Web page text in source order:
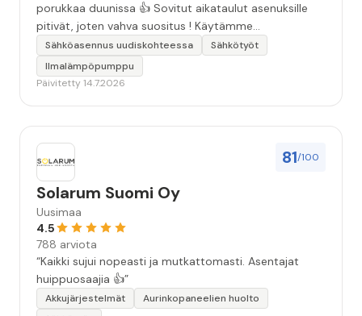
porukkaa duunissa 👍 Sovitut aikataulut asenuksille
pitivät, joten vahva suositus ! Käytämme
seuraavallakin kerralla!”
Sähköasennus uudiskohteessa
Sähkötyöt
Ilmalämpöpumppu
Päivitetty 14.7.2026
81/100
Solarum Suomi Oy
Uusimaa
4.5
788 arviota
“Kaikki sujui nopeasti ja mutkattomasti. Asentajat
huippuosaajia 👍”
Akkujärjestelmät
Aurinkopaneelien huolto